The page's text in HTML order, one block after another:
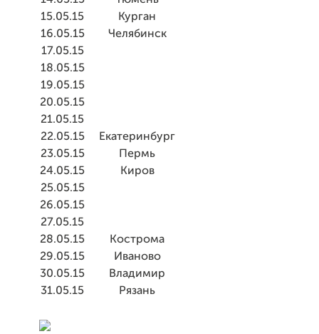
15.05.15
Курган
16.05.15
Челябинск
17.05.15
18.05.15
19.05.15
20.05.15
21.05.15
22.05.15
Екатеринбург
23.05.15
Пермь
24.05.15
Киров
25.05.15
26.05.15
27.05.15
28.05.15
Кострома
29.05.15
Иваново
30.05.15
Владимир
31.05.15
Рязань